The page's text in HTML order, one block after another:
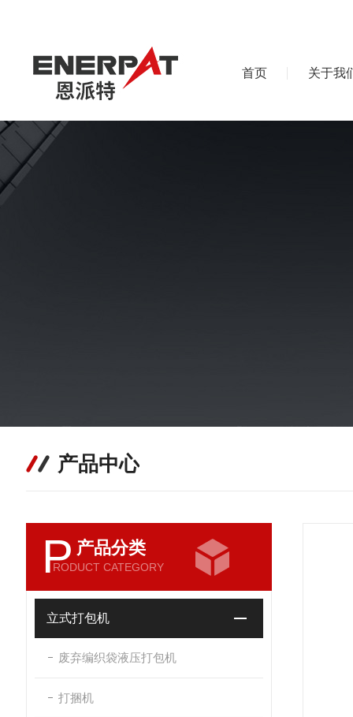
首页 关于我
产品中心
P 产品分类
RODUCT CATEGORY
立式打包机
废弃编织袋液压打包机
打捆机